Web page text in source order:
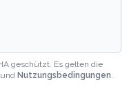
geschützt. Es gelten die
und Nutzungsbedingungen.